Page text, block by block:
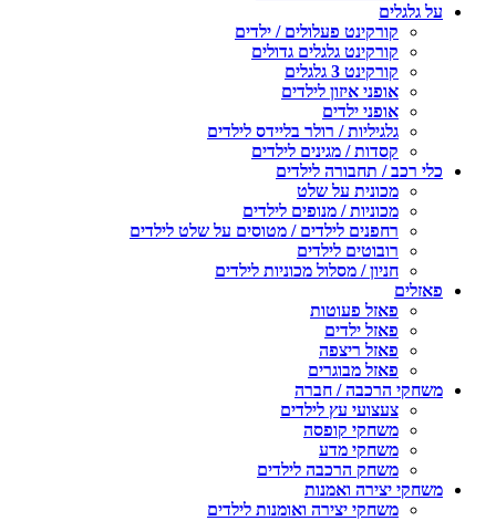
על גלגלים
קורקינט פעלולים / ילדים
קורקינט גלגלים גדולים
קורקינט 3 גלגלים
אופני איזון לילדים
אופני ילדים
גלגיליות / רולר בליידס לילדים
קסדות / מגינים לילדים
כלי רכב / תחבורה לילדים
מכונית על שלט
מכוניות / מנופים לילדים
רחפנים לילדים / מטוסים על שלט לילדים
רובוטים לילדים
חניון / מסלול מכוניות לילדים
פאזלים
פאזל פעוטות
פאזל ילדים
פאזל ריצפה
פאזל מבוגרים
משחקי הרכבה / חברה
צעצועי עץ לילדים
משחקי קופסה
משחקי מדע
משחק הרכבה לילדים
משחקי יצירה ואמנות
משחקי יצירה ואומנות לילדים